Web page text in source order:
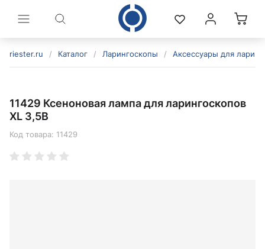
riester.ru / Каталог / Ларингоскопы / Аксессуары для
11429 Ксеноновая лампа для ларингоскопов
XL 3,5В
Код товара: 11429